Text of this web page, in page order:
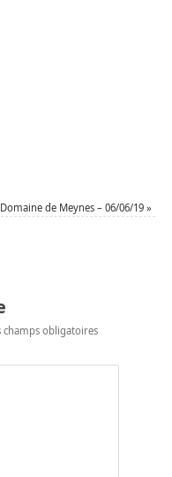
Domaine de Meynes – 06/06/19»
champs obligatoires